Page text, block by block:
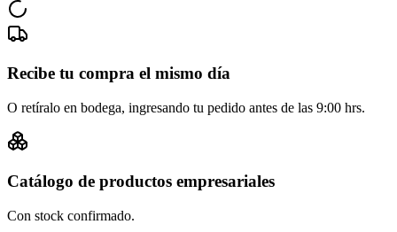
Recibe tu compra el mismo día
O retíralo en bodega, ingresando tu pedido antes de las 9:00 hrs.
Catálogo de productos empresariales
Con stock confirmado.